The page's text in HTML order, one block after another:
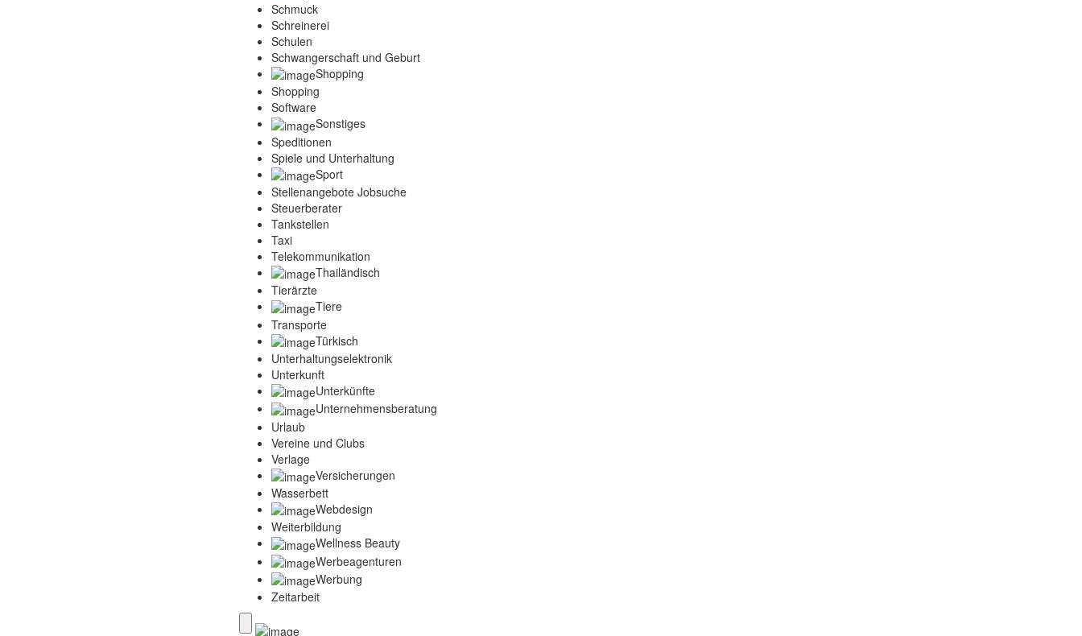
Schmuck
Schreinerei
Schulen
Schwangerschaft und Geburt
Shopping
Shopping
Software
Sonstiges
Speditionen
Spiele und Unterhaltung
Sport
Stellenangebote Jobsuche
Steuerberater
Tankstellen
Taxi
Telekommunikation
Thailändisch
Tierärzte
Tiere
Transporte
Türkisch
Unterhaltungselektronik
Unterkunft
Unterkünfte
Unternehmensberatung
Urlaub
Vereine und Clubs
Verlage
Versicherungen
Wasserbett
Webdesign
Weiterbildung
Wellness Beauty
Werbeagenturen
Werbung
Zeitarbeit